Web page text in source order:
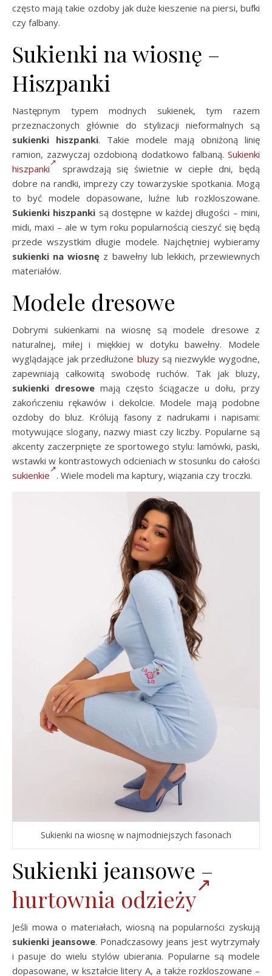
często mają takie ozdoby jak duże kieszenie na piersi, bufki
czy falbany.
Sukienki na wiosnę –
Hiszpanki
Następnym typem modnych sukienek, tym razem
przeznaczonych głównie do stylizacji nieformalnych są
sukienki hiszpanki. Takie modele mają obniżoną linię
ramion, zazwyczaj ozdobioną dodatkowo falbaną. Sukienki
hiszpanki
sprawdzają się świetnie w ciepłe dni, będą
dobre na randki, imprezy czy towarzyskie spotkania. Mogą
to być modele dopasowane, luźne lub rozkloszowane.
Sukienki hiszpanki są dostępne w każdej długości – mini,
midi, maxi – ale w tym roku popularnością cieszyć się będą
przede wszystkim długie modele. Najchętniej wybieramy
sukienki na wiosnę z bawełny lub lekkich, przewiewnych
materiałów.
Modele dresowe
Dobrymi sukienkami na wiosnę są modele dresowe z
naturalnej, miłej i miękkiej w dotyku bawełny. Modele
wyglądające jak przedłużone bluzysą niezwykle wygodne,
zapewniają całkowitą swobodę ruchów. Tak jak bluzy,
sukienki dresowe mają często ściągacze u dołu, przy
zakończeniu rękawów i dekolcie. Modele mają podobne
ozdoby do bluz. Królują fasony z nadrukami i napisami:
motywujące slogany, nazwy miast czy liczby. Popularne są
akcenty zaczerpnięte ze sportowego stylu: lamówki, paski,
wstawki w kontrastowych odcieniach w stosunku do całości
sukienkie
. Wiele modeli ma kaptury, wiązania czy troczki.
Sukienki na wiosnę w najmodniejszych fasonach
Sukienki jeansowe –
hurtownia odzieży
Jeśli mowa o materiałach, wiosną na popularności zyskują
sukienki jeansowe. Ponadczasowy jeans jest wytrzymały
i pasuje do wielu stylów ubierania. Popularne są modele
dopasowane, w kształcie litery A, a także rozkloszowane –